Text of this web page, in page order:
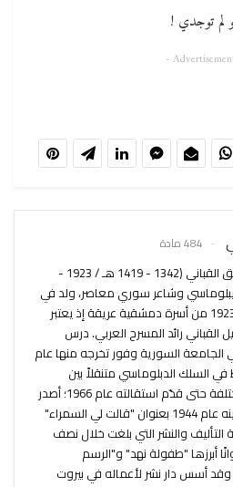
لم توجدي !
-
484 مادة
نزار بن توفيق القباني (1342 - 1419 هـ / 1923 -
ديبلوماسي وشاعر سوري معاصر، ولد في
21 مارس 1923 من أسرة دمشقية عريقة إذ يعتبر
القباني رائد المسرح العربي. درس
السورية وفور تخرجه منها عام
في السلك الدبلوماسي متنقلاً بين
عواصم مختلفة حتى قدّم استقالته عام 1966؛ أصدر
أولى دواوينه عام 1944 بعنوان "قالت لي السمراء"
التأليف والنشر التي بلغت خلال نصف
ديوانًا أبرزها "طفولة نهد" و"الرسم
وقد أسس دار نشر لأعماله في بيروت